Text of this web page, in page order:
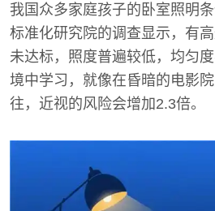
我国众多家庭孩子的卧室照明
标准化研究院的调查显示，有
未达标，照度普遍较低，均匀
境中学习，就像在昏暗的电影
往，近视的风险会增加2.3倍。